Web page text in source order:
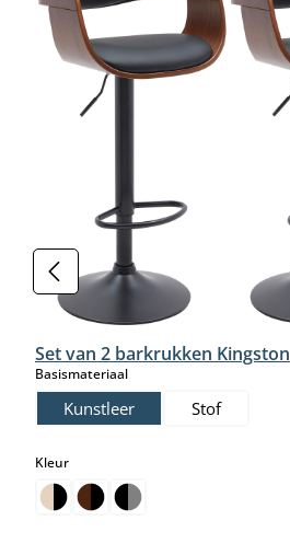
Set van 2 barkrukken Kingston
Basismateriaalselect
Kunstleer Stof
Kleurselect